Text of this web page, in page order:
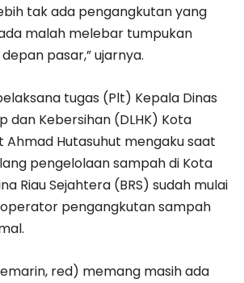
tak ada pengangkutan yang
malah melebar tumpukan
pasar,” ujarnya.
tugas (Plt) Kepala Dinas
dan Kebersihan (DLHK) Kota
Ahmad Hutasuhut mengaku saat
pengelolaan sampah di Kota
Riau Sejahtera (BRS) sudah mulai
pengangkutan sampah
red) memang masih ada